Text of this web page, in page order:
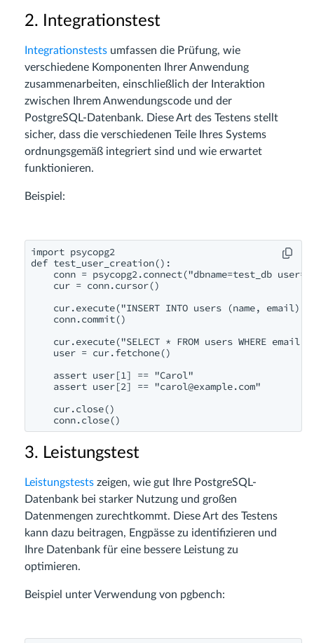
2. Integrationstest
Integrationstests umfassen die Prüfung, wie
verschiedene Komponenten Ihrer Anwendung
zusammenarbeiten, einschließlich der Interaktion
zwischen Ihrem Anwendungscode und der
PostgreSQL-Datenbank. Diese Art des Testens stellt
sicher, dass die verschiedenen Teile Ihres Systems
ordnungsgemäß integriert sind und wie erwartet
funktionieren.
Beispiel:
import psycopg2
def test_user_creation():
conn = psycopg2.connect("dbname=test_db
    cur = conn.cursor()
cur.execute("INSERT INTO users (name, email)
    conn.commit()
cur.execute("SELECT * FROM users WHERE email
    user = cur.fetchone()
    assert user[1] == "Carol"
    assert user[2] == "
carol@example.com"
    cur.close()
3. Leistungstest
Leistungstests zeigen, wie gut Ihre PostgreSQL-
Datenbank bei starker Nutzung und großen
Datenmengen zurechtkommt. Diese Art des Testens
kann dazu beitragen, Engpässe zu identifizieren und
Ihre Datenbank für eine bessere Leistung zu
optimieren.
Beispiel unter Verwendung von pgbench: